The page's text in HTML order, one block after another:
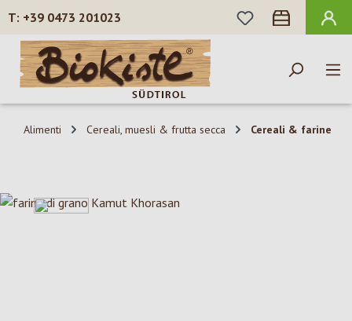
Passa al contenuto principale
+39 0473 201023
HAI 0 ARTICOLI
Alimenti Cereali, muesli & frutta secca Cereali & farine
Salta la galleria di immagini